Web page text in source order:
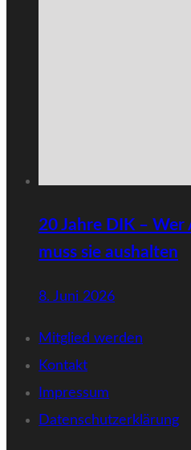
20 Jahre DIK –
muss sie aushalten
8. Juni 2026
Mitglied werden
Kontakt
Impressum
Datenschutzerklärung